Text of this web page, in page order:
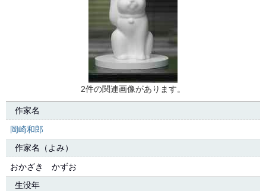
2件の関連画像があります。
作家名
岡崎和郎
作家名（よみ）
おかざき かずお
生没年